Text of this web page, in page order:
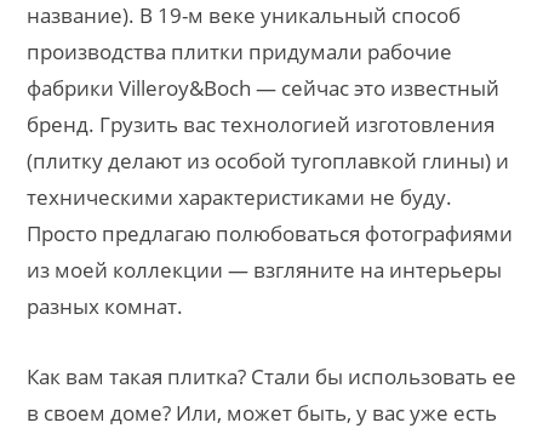
название). В 19-м веке уникальный способ
производства плитки придумали рабочие
фабрики Villeroy&Boch — сейчас это известный
бренд. Грузить вас технологией изготовления
(плитку делают из особой тугоплавкой глины) и
техническими характеристиками не буду.
Просто предлагаю полюбоваться фотографиями
из моей коллекции — взгляните на интерьеры
разных комнат.
Как вам такая плитка? Стали бы использовать ее
в своем доме? Или, может быть, у вас уже есть